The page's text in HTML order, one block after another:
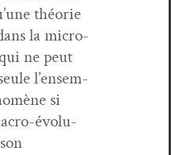
théorie
la micro-
ne peut
l’ensem­
si
évo­lu­